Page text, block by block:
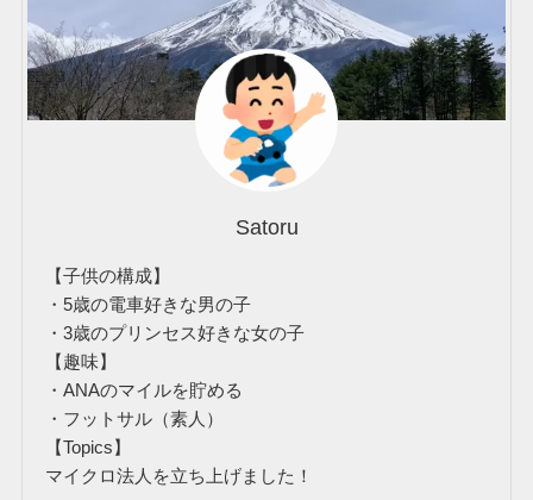
Satoru
【子供の構成】
・5歳の電車好きな男の子
・3歳のプリンセス好きな女の子
【趣味】
・ANAのマイルを貯める
・フットサル（素人）
【Topics】
マイクロ法人を立ち上げました！